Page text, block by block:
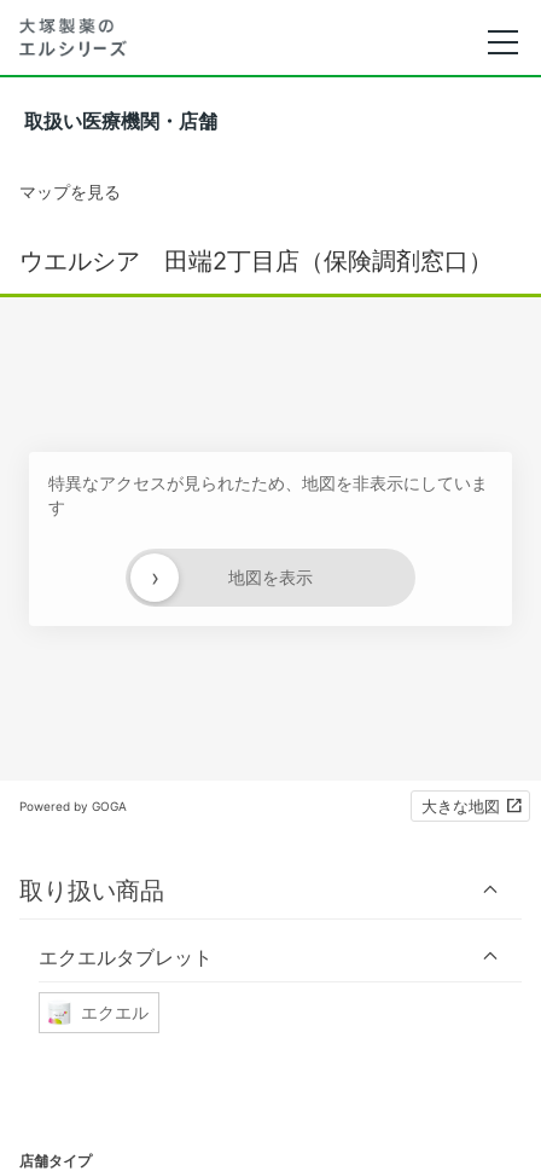
取扱い医療機関・店舗
マップを見る
ウエルシア 田端2丁目店（保険調剤窓口）
特異なアクセスが見られたため、地図を非表示にしていま
す
地図を表示
›
Powered by GOGA 大きな地図
取り扱い商品
エクエルタブレット
エクエル
店舗タイプ